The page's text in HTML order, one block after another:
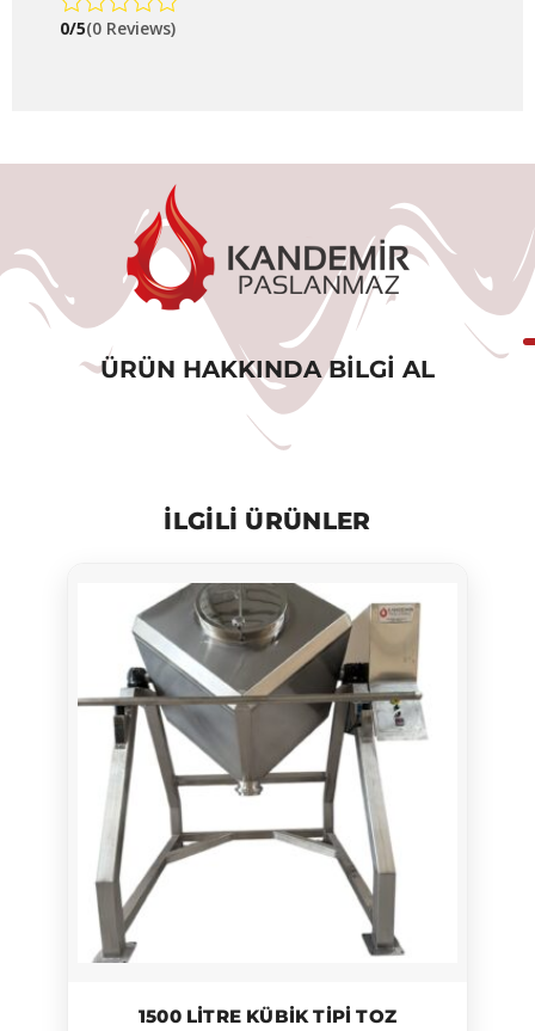
0/5(0 Reviews)
ÜRÜN HAKKINDA BILGI AL
ILGILI ÜRÜNLER
1500 LITRE KÜBIK TIPI TOZ